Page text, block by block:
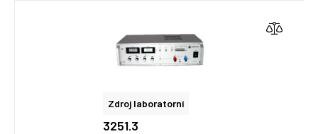
Zdroj laboratorní
3251.3